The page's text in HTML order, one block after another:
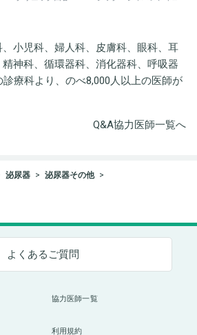
小児科、婦人科、皮膚科、眼科、耳
神科、循環器科、消化器科、呼吸器
療科より、のべ8,000人以上の医師が
Q&A協力医師一覧へ
泌尿器 泌尿器その他
よくあるご質問
協力医師一覧
利用規約